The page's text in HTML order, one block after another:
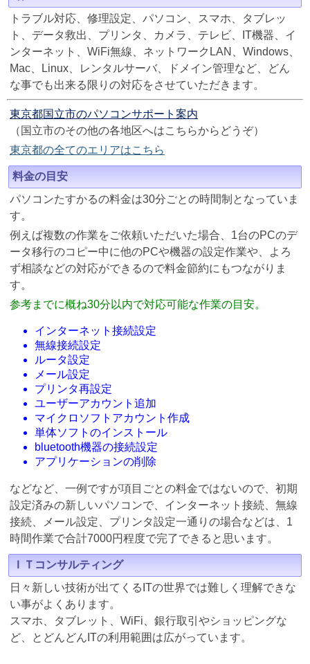
トラブル対応、修理設定、パソコン、スマホ、タブレッ
ト、データ救出、プリンタ、カメラ、テレビ、IT機器、イ
ンターネット、WiFi無線、ネットワークLAN、Windows、
Mac、Linux、レンタルサーバ、ドメイン管理など、どん
な事でも出来る限りの対応をさせていただきます。
東京都国立市のパソコンサポート案内
（国立市のその他の各地区へはこちらからどうぞ）
東京都の全てのエリアはこちら
料金の目安
パソコンたすかるの料金は30分ごとの時間制となっていま
す。
例えば複数の作業をご依頼いただいた場合、1台のPCのデ
ータ移行のコピー中に他のPCや機器の設定作業や、よろ
ず相談などの対応ができるので料金節約にもつながりま
す。
参考までに概ね30分以内で対応可能な作業の目安。
インターネット接続設定
無線接続設定
ルータ設定
メール設定
プリンタ再設定
ユーザーアカウント追加
マイクロソフトアカウント作成
単体ソフトのインストール
bluetooth機器の接続設定
アプリケーションの削除
などなど、一例ですが項目ごとの料金ではないので、初期
設定済みの新しいパソコンで、インターネット接続、無線
接続、メール設定、プリンタ設定一通りの場合などは、1
時間作業で合計7000円程度で完了できると思います。
ＩＴコンサルティング
日々新しい技術が出てくるITの世界では難しく理解できな
い事がよくあります。
スマホ、タブレット、WiFi、銀行取引やショッピングな
ど、とどんどんITの利用範囲は広がっています。